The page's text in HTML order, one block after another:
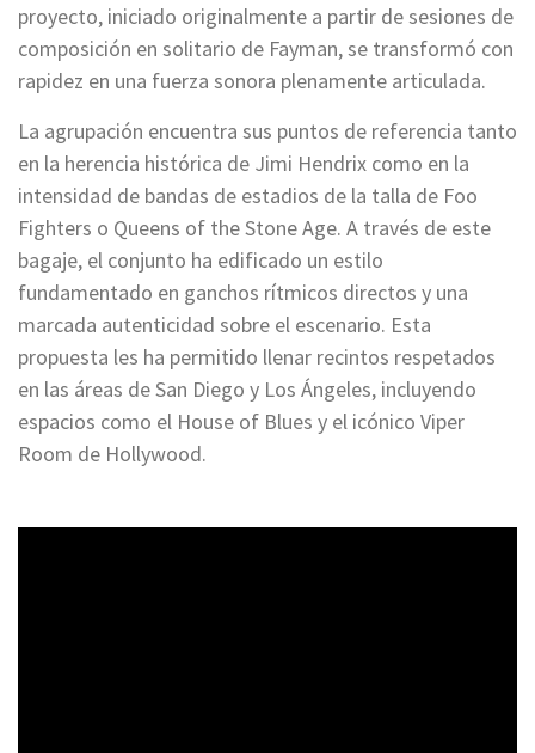
proyecto, iniciado originalmente a partir de sesiones de
composición en solitario de Fayman, se transformó con
rapidez en una fuerza sonora plenamente articulada.
La agrupación encuentra sus puntos de referencia tanto
en la herencia histórica de Jimi Hendrix como en la
intensidad de bandas de estadios de la talla de Foo
Fighters o Queens of the Stone Age. A través de este
bagaje, el conjunto ha edificado un estilo
fundamentado en ganchos rítmicos directos y una
marcada autenticidad sobre el escenario. Esta
propuesta les ha permitido llenar recintos respetados
en las áreas de San Diego y Los Ángeles, incluyendo
espacios como el House of Blues y el icónico Viper
Room de Hollywood.